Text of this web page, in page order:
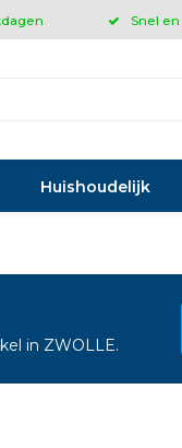
Snel
Huishoudelijk
in ZWOLLE.